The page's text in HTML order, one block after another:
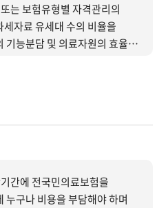
는 보험유형별 자격관리의
자료 유세대 수의 비율을
기능분담 및 의료자원의 효율적
간에 전국민의료보험을
누구나 비용을 부담해야 하며